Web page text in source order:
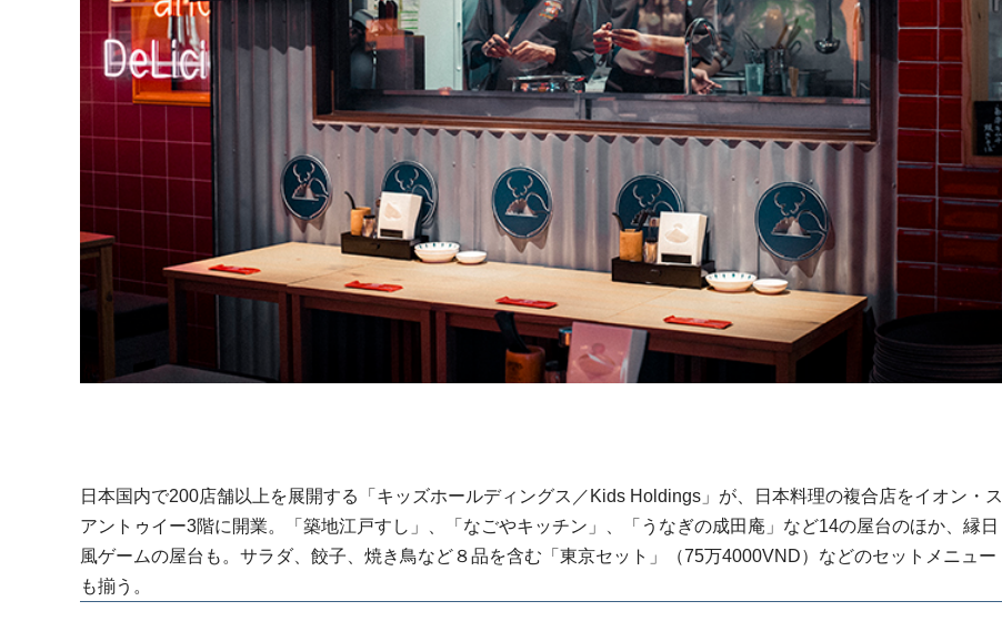
日本国内で200店舗以上を展開する「キッズホールディングス／Kids Holdings」が、日本料理の複合店をイオン・ス
アントゥイー3階に開業。「築地江戸すし」、「なごやキッチン」、「うなぎの成田庵」など14の屋台のほか、縁日
風ゲームの屋台も。サラダ、餃子、焼き鳥など８品を含む「東京セット」（75万4000VND）などのセットメニュー
も揃う。